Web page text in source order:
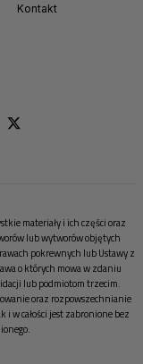
Kontakt
materiały i ich części oraz
lub wytworów objętych
pokrewnych lub Ustawy z
o których mowa w zdaniu
lub podmiotom trzecim.
oraz rozpowszechnianie
i w całości jest zabronione bez